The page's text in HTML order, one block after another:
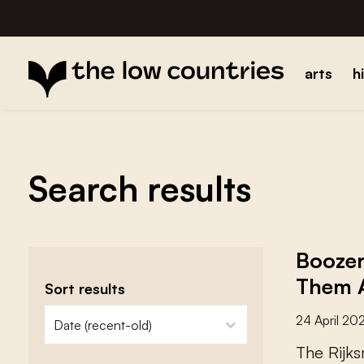
arts
Search results
Sort results
zoeken - sorteer
sort content
Them
24 April
The Rijks